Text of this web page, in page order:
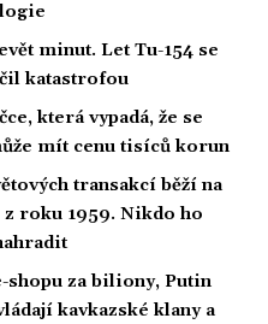
minut. Let Tu-154 se
katastrofou
která vypadá, že se
mít cenu tisíců korun
transakcí běží na
roku 1959. Nikdo ho
shopu za biliony, Putin
kavkazské klany a